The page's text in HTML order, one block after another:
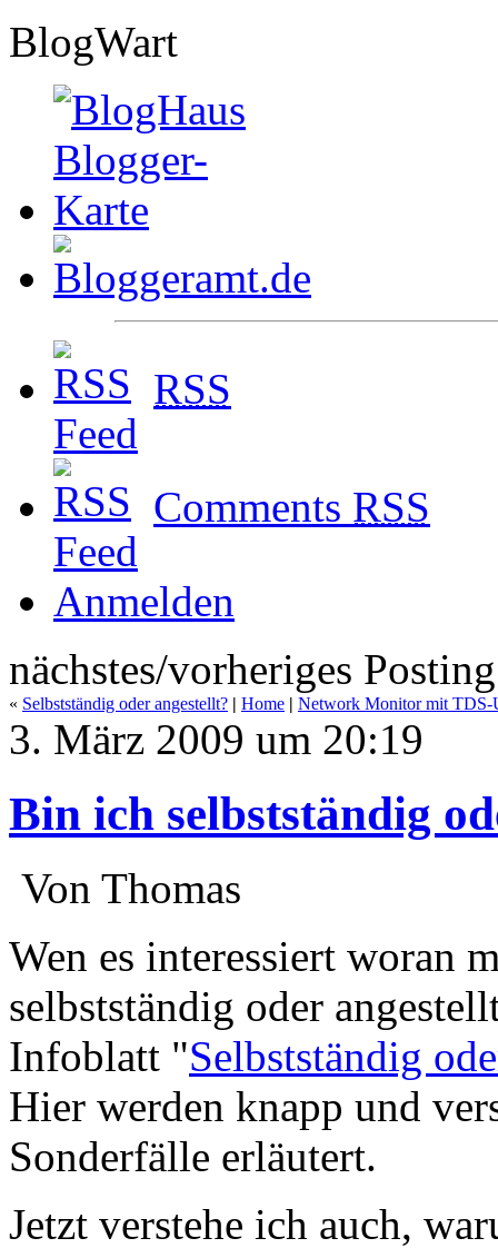
BlogWart
RSS
Comments RSS
Anmelden
nächstes/vorheriges Posting
« Selbstständig oder angestellt? | Home | Network Monitor mit TDS-
3. März 2009 um 20:19
Bin ich selbstständig
Von Thomas
Wen es interessiert woran
selbstständig oder
Infoblatt "Selbstständig
Hier werden knapp und
Sonderfälle erläutert.
Jetzt verstehe ich auch,